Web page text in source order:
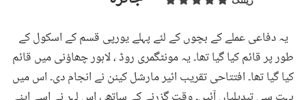
یہ دفاعی عملے کے بچوں کے لئے پہلے یورپی قسم کے اسکول کے
طور پر قائم کیا گیا تھا۔ یہ مونٹگمری روڈ ، لاہور چھاؤنی میں قائم
کیا گیا تھا۔ افتتاحی تقریب ائیر مارشل کینن نے انجام دی۔ اس میں